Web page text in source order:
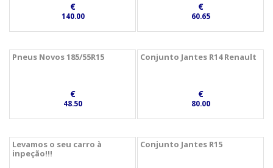
€
140.00
€
60.65
Pneus Novos 185/55R15
€
48.50
Conjunto Jantes R14 Renault
€
80.00
Levamos o seu carro à
inpeção!!!
Conjunto Jantes R15